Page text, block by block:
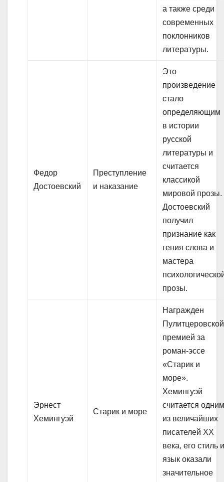
а также среди
современных
поклонников
литературы.
Федор
Достоевский
Преступление
и наказание
Это
произведение
стало
определяющим
в истории
русской
литературы и
считается
классикой
мировой прозы.
Достоевский
получил
признание как
гения слова и
мастера
прозы.
Эрнест
Хемингуэй
Старик и море
Награжден
Пулитцеровской
премией за
роман-эссе
«Старик и
море».
Хемингуэй
считается
из величайших
писателей XX
века, его стиль
язык оказали
значительное